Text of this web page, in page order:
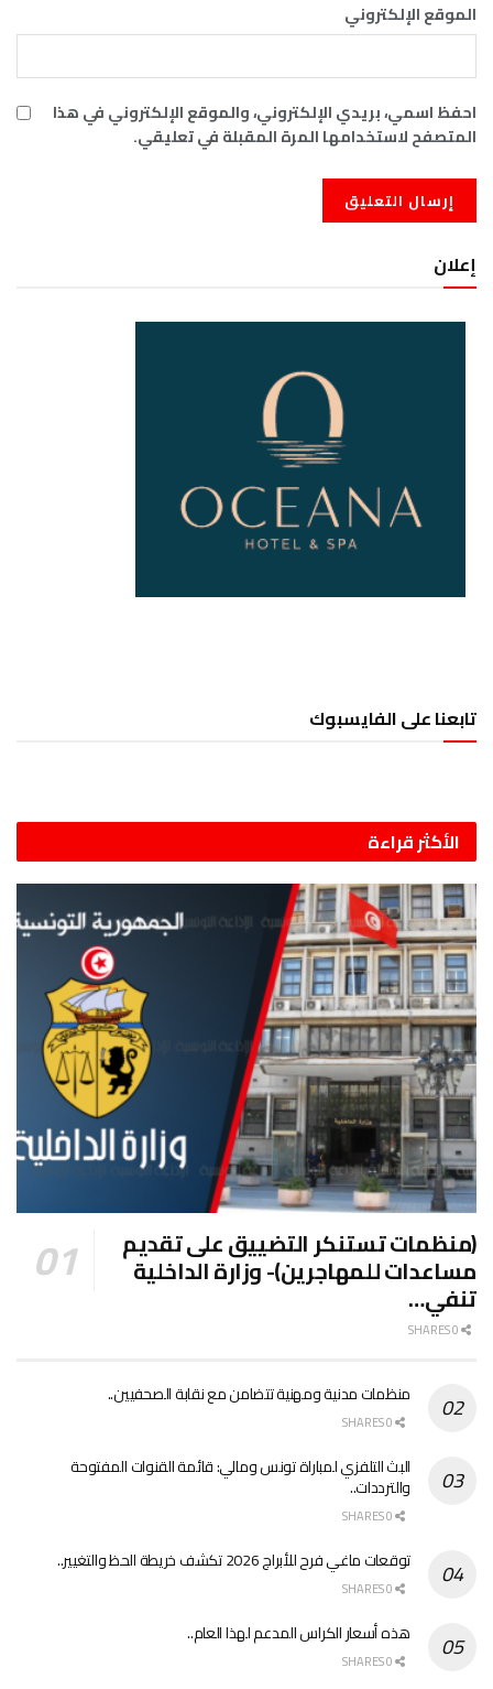
الموقع الإلكتروني
احفظ اسمي، بريدي الإلكتروني، والموقع الإلكتروني في هذا
المتصفح لاستخدامها المرة المقبلة في تعليقي.
إعلان
تابعنا على الفايسبوك
الأكثر قراءة
(منظمات تستنكر التضييق على تقديم
مساعدات للمهاجرين)- وزارة الداخلية
تنفي…
منظمات مدنية ومهنية تتضامن مع نقابة الصحفيين..
البث التلفزي لمباراة تونس ومالي: قائمة القنوات المفتوحة
والترددات..
توقعات ماغي فرح للأبراج 2026 تكشف خريطة الحظ والتغيير..
هذه أسعار الكراس المدعم لهذا العام..